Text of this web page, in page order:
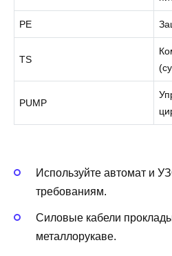
PE
TS
PUMP
Используйте автомат и
требованиям.
Силовые кабели
металлорукаве.